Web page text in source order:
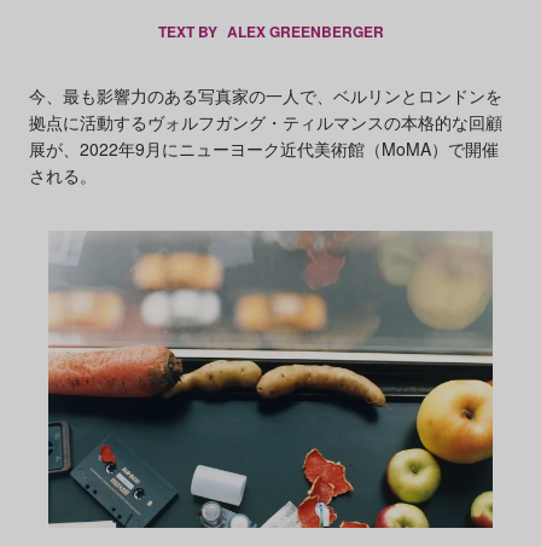
TEXT BY ALEX GREENBERGER
今、最も影響力のある写真家の一人で、ベルリンとロンドンを
拠点に活動するヴォルフガング・ティルマンスの本格的な回顧
展が、2022年9月にニューヨーク近代美術館（MoMA）で開催
される。